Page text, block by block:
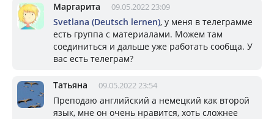
Маргарита 09.05.2022 23:09
Svetlana (Deutsch lernen), у меня в телеграмме
есть группа с материалами. Можем там
соединиться и дальше уже работать сообща. У
вас есть телеграм?
Taтьяна 09.05.2022 23:54
Преподаю английский а немецкий как второй
язык, мне он очень нравится, хоть сложнее